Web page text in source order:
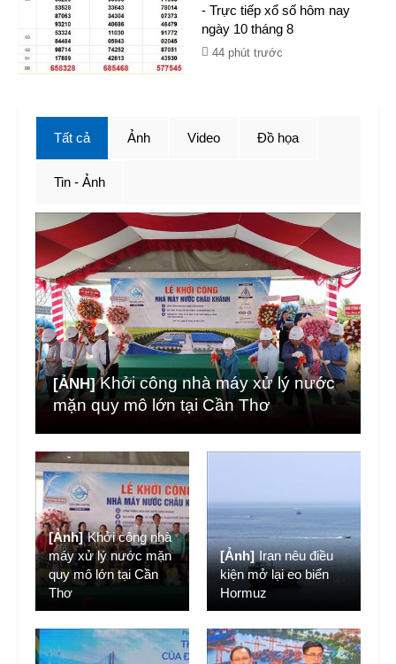
- Trực tiếp xổ số hôm nay
ngày 10 tháng 8
44 phút trước
Tất cả
[ẢNH] Khởi công nhà máy xử lý nước
mặn quy mô lớn tại Cần Thơ
[Ảnh] Khởi công nhà
máy xử lý nước mặn
quy mô lớn tại Cần
Thơ
[Ảnh] Iran nêu điều
kiện mở lại eo biển
Hormuz
Ảnh Video Đồ họa
Tin - Ảnh